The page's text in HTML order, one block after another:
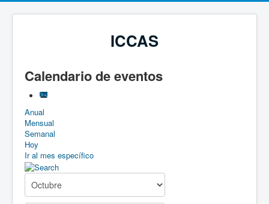
ICCAS
Calendario de eventos
Anual
Mensual
Semanal
Hoy
Ir al mes específico